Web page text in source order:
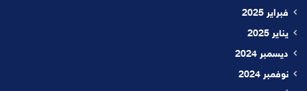
فبراير 2025
يناير 2025
ديسمبر 2024
نوفمبر 2024